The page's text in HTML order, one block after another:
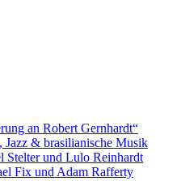
an Robert Gernhardt“
& brasilianische Musik
Stelter und Lulo Reinhardt
Fix und Adam Rafferty